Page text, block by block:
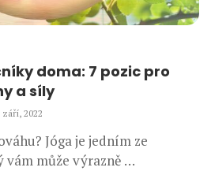
doma: 7 pozic pro
a síly
září, 2022
Jóga je jedním ze
vám může výrazně …